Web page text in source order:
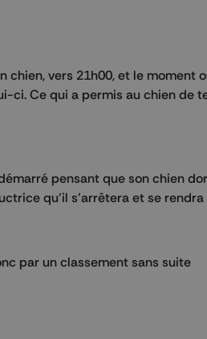
vers 21h00, et le moment
ci. Ce qui a permis au chien de
pensant que son chien
qu’il s’arrêtera et se
par un classement sans suite